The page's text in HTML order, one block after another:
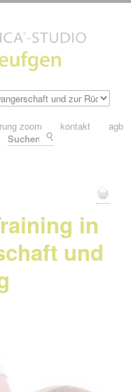
zoom kontakt
agb
in
und